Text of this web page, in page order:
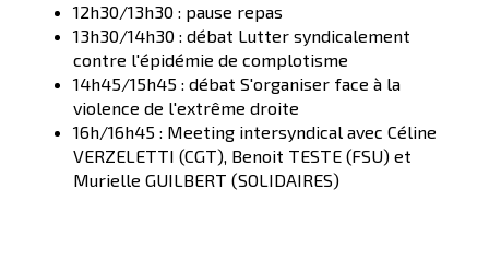
12h30/13h30 : pause repas
13h30/14h30 : débat Lutter syndicalement
contre l'épidémie de complotisme
14h45/15h45 : débat S'organiser face à la
violence de l'extrême droite
16h/16h45 : Meeting intersyndical avec Céline
VERZELETTI (CGT), Benoit TESTE (FSU) et
Murielle GUILBERT (SOLIDAIRES)